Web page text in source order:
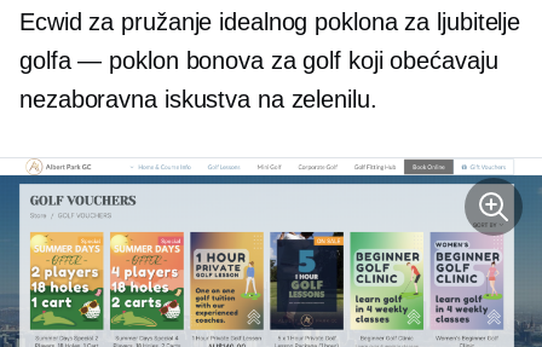
Ecwid za pružanje idealnog poklona za ljubitelje
golfa — poklon bonova za golf koji obećavaju
nezaboravna iskustva na zelenilu.